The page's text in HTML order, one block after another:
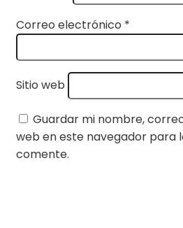
Correo electrónico *
Sitio web
Guardar mi nombre,
web en este navegador para
comente.